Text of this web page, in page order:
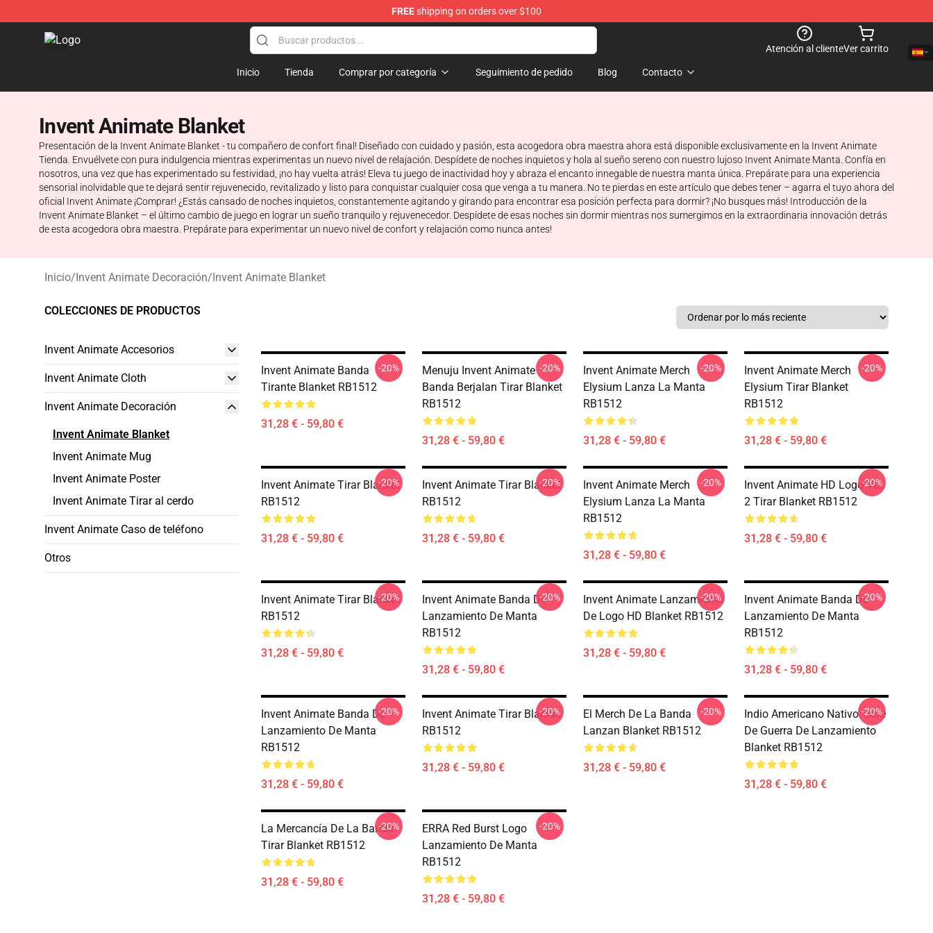
FREEshipping on orders over $100
Invent Animate Shop - Official Invent Animate Merchandise Store
Atención al clienteVer carrito
Inicio Tienda Comprar por categoría Seguimiento de pedido Blog Contacto
Invent Animate Blanket
Presentación de la Invent Animate Blanket - tu compañero de confort final! Diseñado con cuidado y pasión, esta acogedora obra maestra ahora está disponible exclusivamente en la Invent Animate
Tienda. Envuélvete con pura indulgencia mientras experimentas un nuevo nivel de relajación. Despídete de noches inquietos y hola al sueño sereno con nuestro lujoso Invent Animate Manta. Confía en
nosotros, una vez que has experimentado su festividad, ¡no hay vuelta atrás! Eleva tu juego de inactividad hoy y abraza el encanto innegable de nuestra manta única. Prepárate para una experiencia
sensorial inolvidable que te dejará sentir rejuvenecido, revitalizado y listo para conquistar cualquier cosa que venga a tu manera. No te pierdas en este artículo que debes tener – agarra el tuyo ahora del
oficial Invent Animate ¡Comprar! ¿Estás cansado de noches inquietos, constantemente agitando y girando para encontrar esa posición perfecta para dormir? ¡No busques más! Introducción de la
Invent Animate Blanket – el último cambio de juego en lograr un sueño tranquilo y rejuvenecedor. Despídete de esas noches sin dormir mientras nos sumergimos en la extraordinaria innovación detrás
de esta acogedora obra maestra. Prepárate para experimentar un nuevo nivel de confort y relajación como nunca antes!
Inicio/Invent Animate Decoración/Invent Animate Blanket
COLECCIONES DE PRODUCTOS
Invent Animate Accesorios
Invent Animate Cloth
Invent Animate Decoración
Invent Animate Blanket
Invent Animate Mug
Invent Animate Poster
Invent Animate Tirar al cerdo
Invent Animate Caso de teléfono
Otros
Invent Animate Banda
Tirante Blanket RB1512
31,28 € - 59,80 €
-20%
Menuju Invent Animate
Banda Berjalan Tirar Blanket
RB1512
31,28 € - 59,80 €
-20%
Invent Animate Merch
Elysium Lanza La Manta
RB1512
31,28 € - 59,80 €
-20%
Invent Animate Merch
Elysium Tirar Blanket
RB1512
31,28 € - 59,80 €
-20%
Invent Animate Tirar Blanket
RB1512
31,28 € - 59,80 €
-20%
Invent Animate Tirar Blanket
RB1512
31,28 € - 59,80 €
-20%
Invent Animate Merch
Elysium Lanza La Manta
RB1512
31,28 € - 59,80 €
-20%
Invent Animate HD Logo Ver.
2 Tirar Blanket RB1512
31,28 € - 59,80 €
-20%
Invent Animate Tirar Blanket
RB1512
31,28 € - 59,80 €
-20%
Invent Animate Banda De
Lanzamiento De Manta
RB1512
31,28 € - 59,80 €
-20%
Invent Animate Lanzamiento
De Logo HD Blanket RB1512
31,28 € - 59,80 €
-20%
Invent Animate Banda De
Lanzamiento De Manta
RB1512
31,28 € - 59,80 €
-20%
Invent Animate Banda De
Lanzamiento De Manta
RB1512
31,28 € - 59,80 €
-20%
Invent Animate Tirar Blanket
RB1512
31,28 € - 59,80 €
-20%
El Merch De La Banda
Lanzan Blanket RB1512
31,28 € - 59,80 €
-20%
Indio Americano Nativo: Jefe
De Guerra De Lanzamiento
Blanket RB1512
31,28 € - 59,80 €
-20%
La Mercancía De La Banda
Tirar Blanket RB1512
31,28 € - 59,80 €
-20%
ERRA Red Burst Logo
Lanzamiento De Manta
RB1512
31,28 € - 59,80 €
-20%